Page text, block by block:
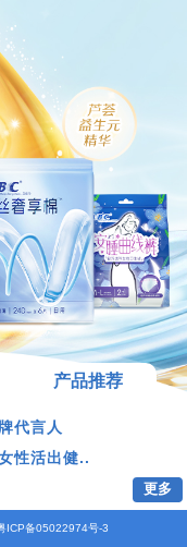
产品推荐
代言人
性活出健..
更多
ICP备05022974号-3